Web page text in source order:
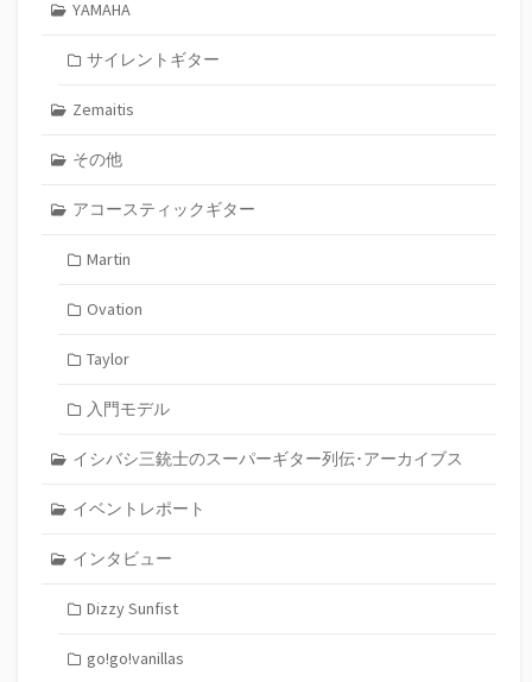
YAMAHA
サイレントギター
Zemaitis
その他
アコースティックギター
Martin
Ovation
Taylor
入門モデル
イシバシ三銃士のスーパーギター列伝･アーカイブス
イベントレポート
インタビュー
Dizzy Sunfist
go!go!vanillas